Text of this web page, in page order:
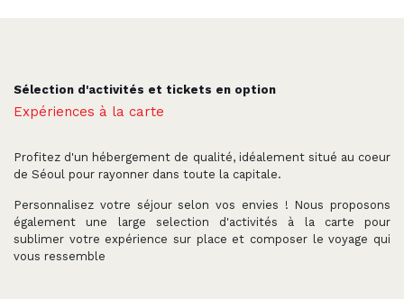
Sélection d'activités et tickets en option
Expériences à la carte
Profitez d'un hébergement de qualité, idéalement situé au coeur
de Séoul pour rayonner dans toute la capitale.
Personnalisez votre séjour selon vos envies ! Nous proposons
également une large selection d'activités à la carte pour
sublimer votre expérience sur place et composer le voyage qui
vous ressemble